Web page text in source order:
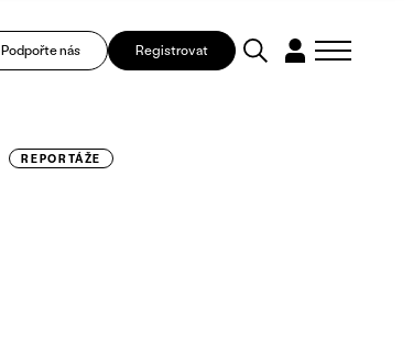
Podpořte nás Registrovat
REPORTÁŽE